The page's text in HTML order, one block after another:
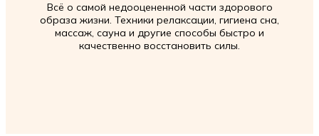
Всё о самой недооцененной части здорового
образа жизни. Техники релаксации, гигиена сна,
массаж, сауна и другие способы быстро и
качественно восстановить силы.